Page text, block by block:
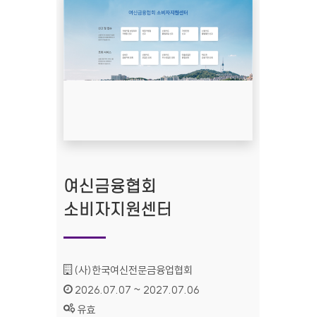
여신금융협회
소비자지원센터
기관명 :
(사)한국여신전문금융업협회
인증기간 :
2026.07.07 ~ 2027.07.06
상태 :
유효